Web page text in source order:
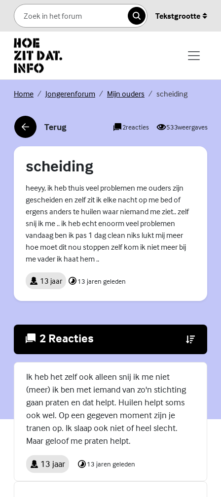
Skip to content
Zoeken
Tekstgrootte
Home(Externe link)
Jongerenforum(Externe link)
Mijn ouders (Externe link)
scheiding
Terug
(Externe link) 2reacties 533weergaves
scheiding
heeyy, ik heb thuis veel problemen me ouders zijn
gescheiden en zelf zit ik elke nacht op me bed of
ergens anders te huilen waar niemand me ziet.. zelf
snij ik me .. ik heb echt enoorm veel problemen
vandaag ben ik pas 1 dag clean niks lukt mij meer
hoe moet dit nou stoppen zelf kom ik niet meer bij
me vader ik haat hem ..
13 jaar 13 jaren geleden
2 Reacties (Externe
Ik heb het zelf ook alleen snij ik me niet
(meer) ik ben met iemand van zo'n stichting
gaan praten en dat helpt. Huilen helpt soms
ook wel. Op een gegeven moment zijn je
tranen op. Ik slaap ook niet of heel slecht.
Maar geloof me praten helpt.
13 jaar 13 jaren geleden